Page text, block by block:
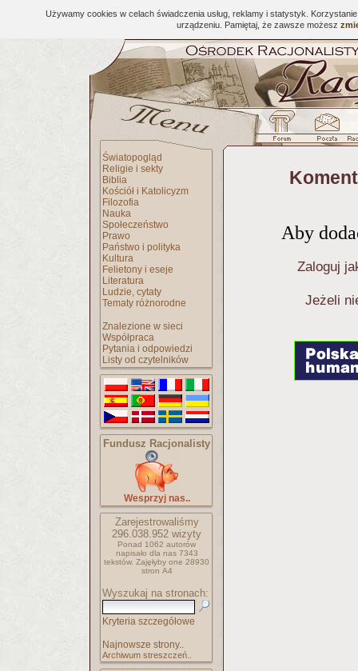
Używamy cookies w celach świadczenia usług, reklamy i statystyk.
urządzeniu. Pamiętaj, że zawsze możesz
Światopogląd
Religie i sekty
Biblia
Kościół i Katolicyzm
Filozofia
Nauka
Społeczeństwo
Prawo
Państwo i polityka
Kultura
Felietony i eseje
Literatura
Ludzie, cytaty
Tematy różnorodne
Znalezione w sieci
Współpraca
Pytania i odpowiedzi
Listy od czytelników
Fundusz Racjonalisty
Wesprzyj nas..
Zarejestrowaliśmy
296.038.952 wizyty
Ponad 1062 autorów
napisało dla nas 7343
tekstów. Zajęłyby one 28930
stron A4
Wyszukaj na stronach:
Kryteria szczegółowe
Najnowsze strony..
Archiwum streszczeń..
Aby
Zaloguj
Jeżeli